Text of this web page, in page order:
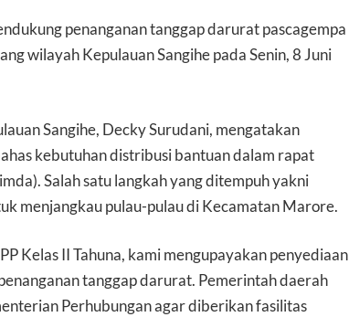
penanganan tanggap darurat pascagempa
wilayah Kepulauan Sangihe pada Senin, 8 Juni
Sangihe, Decky Surudani, mengatakan
kebutuhan distribusi bantuan dalam rapat
Salah satu langkah yang ditempuh yakni
menjangkau pulau-pulau di Kecamatan Marore.
Kelas II Tahuna, kami mengupayakan penyediaan
tanggap darurat. Pemerintah daerah
Perhubungan agar diberikan fasilitas